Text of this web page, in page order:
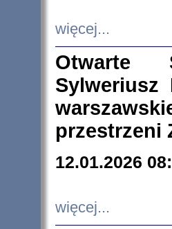
więcej...
Otwarte
Sylweriusz
przestrzeni
12.01.2026
więcej...